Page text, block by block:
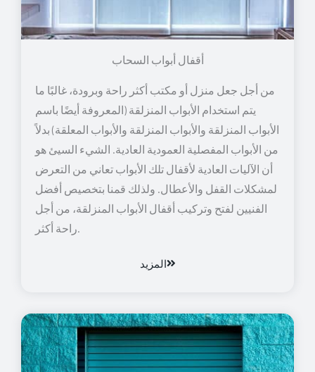
أقفال أبواب السحاب
من أجل جعل منزل أو مكتب أكثر راحة وبرودة، غالبًا ما
يتم استخدام الأبواب المنزلقة (المعروفة أيضًا باسم
الأبواب المنزلقة والأبواب المنزلقة والأبواب المعلقة) بدلاً
من الأبواب المفصلية العمودية العادية. الشيء السيئ هو
أن الآليات العادية لأقفال تلك الأبواب تعاني من التعرض
لمشكلات القفل والأعطال. ولذلك قمنا بتخصيص أفضل
الفنيين لفتح وتركيب أقفال الأبواب المنزلقة، من أجل
راحة أكثر.
المزيد